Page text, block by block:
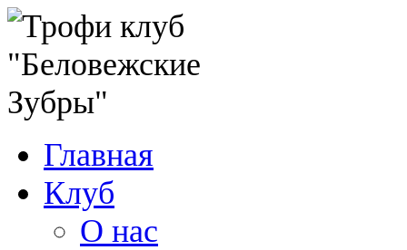
Главная
Клуб
О нас